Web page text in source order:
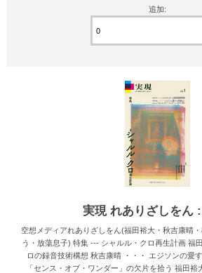
追加:
実現 れありざしをん
空想メディアれありざしをん(福田裕大・秋吉康晴
う・放蕩息子) 特集 --- シャルル・クロ再生計画 福
ロの録音技術構想 秋吉康晴 ・・・ エジソンの愛
「センス・オブ